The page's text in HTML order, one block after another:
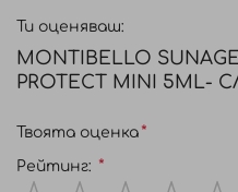
Ти оценяваш:
МОNTIBELLO SUNAGE
PROTECT MINI
Твоята оценка
Рейтинг: